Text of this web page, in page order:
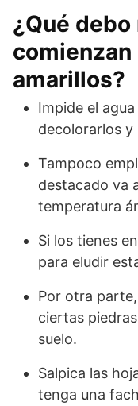
¿Qué
comienzan
amarillos?
Impide el
decolorarlos
Tampoco
destacado va
temperatura
Si los tienes
para eludir
Por otra
ciertas
suelo.
Salpica las
tenga una